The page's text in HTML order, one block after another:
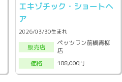
エキゾチック・ショートヘ
ア
2026/03/30生まれ
販売店
ペッツワン前橋青柳
店
価格
188,000円